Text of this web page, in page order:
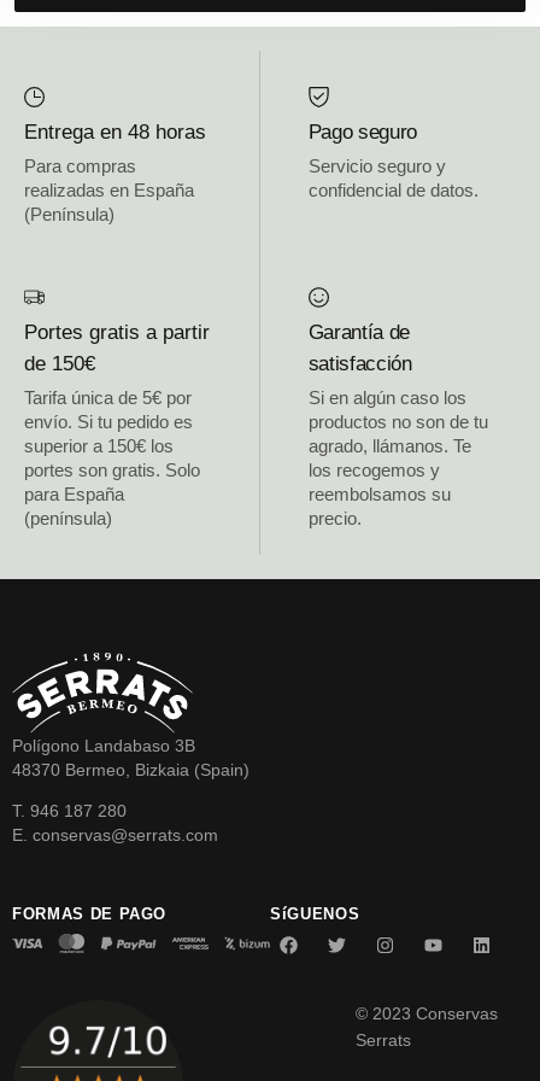
Entrega en 48 horas
Para compras
realizadas en España
(Península)
Pago seguro
Servicio seguro y
confidencial de datos.
Portes gratis a partir
de 150€
Tarifa única de 5€ por
envío. Si tu pedido es
superior a 150€ los
portes son gratis. Solo
para España
(península)
Garantía de
satisfacción
Si en algún caso los
productos no son de tu
agrado, llámanos. Te
los recogemos y
reembolsamos su
precio.
Polígono Landabaso 3B
48370 Bermeo, Bizkaia (Spain)
T. 946 187 280
E. conservas@serrats.com
FORMAS DE PAGO SíGUENOS
© 2023 Conservas
Serrats